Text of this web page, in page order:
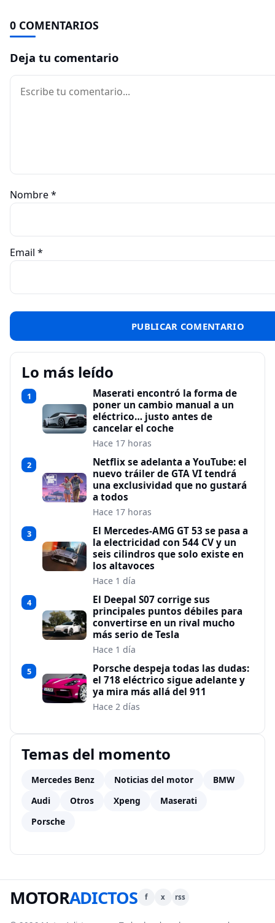
0 COMENTARIOS
Deja tu comentario
Comentario
Nombre*
Email *
Lo más leído
1
Maserati encontró la forma de
poner un cambio manual a un
eléctrico… justo antes de
cancelar el coche
Hace 17 horas
2
Netflix se adelanta a YouTube: el
nuevo tráiler de GTA VI tendrá
una exclusividad que no gustará
a todos
Hace 17 horas
3
El Mercedes-AMG GT 53 se pasa a
la electricidad con 544 CV y un
seis cilindros que solo existe en
los altavoces
Hace 1 día
4
El Deepal S07 corrige sus
principales puntos débiles para
convertirse en un rival mucho
más serio de Tesla
Hace 1 día
5
Porsche despeja todas las dudas:
el 718 eléctrico sigue adelante y
ya mira más allá del 911
Hace 2 días
Temas del momento
Mercedes Benz Noticias del motor
BMW
Audi
Otros Xpeng
Maserati
Porsche
MOTORADICTOS f x rss